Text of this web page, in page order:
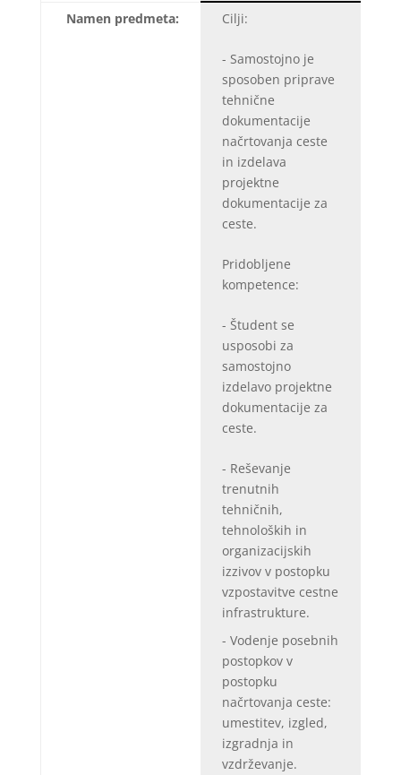
Namen predmeta:
Cilji:
- Samostojno je
sposoben priprave
tehnične
dokumentacije
načrtovanja ceste
in izdelava
projektne
dokumentacije za
ceste.
Pridobljene
kompetence:
- Študent se
usposobi za
samostojno
izdelavo projektne
dokumentacije za
ceste.
- Reševanje
trenutnih
tehničnih,
tehnoloških in
organizacijskih
izzivov v postopku
vzpostavitve cestne
infrastrukture.
- Vodenje posebnih
postopkov v
postopku
načrtovanja ceste:
umestitev, izgled,
izgradnja in
vzdrževanje.